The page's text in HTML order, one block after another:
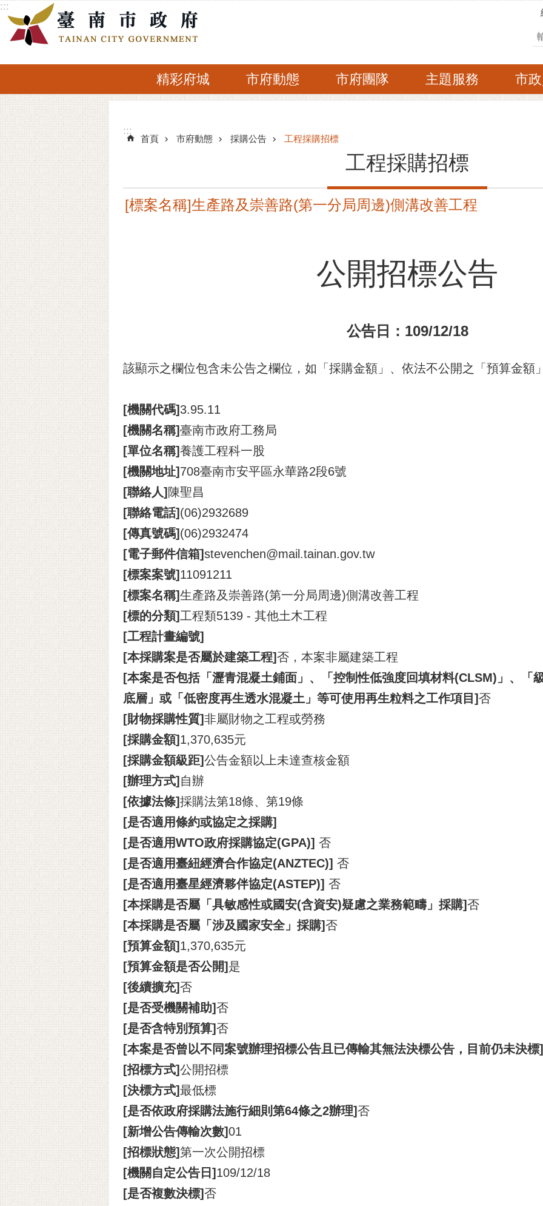
跳到主要內容區塊
:::
精彩府城 市府動態 市府團隊 主題服務 市
:::
:::
首頁 市府動態 採購公告 工程採購招標
工程採購招標
[標案名稱]生產路及崇善路(第一分局周邊)側溝改善工程
公開招標公告
公告日：109/12/18
該顯示之欄位包含未公告之欄位，如「採購金額」、依法不公開之「預算金額
[機關代碼] 3.95.11
[機關名稱]臺南市政府工務局
[單位名稱]養護工程科一股
[機關地址] 708臺南市安平區永華路2段6號
[聯絡人] 陳聖昌
[聯絡電話] (06)2932689
[傳真號碼] (06)2932474
[電子郵件信箱]stevenchen@mail.tainan.gov.tw
[標案案號] 11091211
[標案名稱]生產路及崇善路(第一分局周邊)側溝改善工程
[標的分類] 工程類5139 - 其他土木工程
[工程計畫編號]
[本採購案是否屬於建築工程]否，本案非屬建築工程
[本案是否包括「瀝青混凝土鋪面」、「控制性低強度回填材料(CLSM)」、「
底層」或「低密度再生透水混凝土」等可使用再生粒料之工作項目]否
[財物採購性質]非屬財物之工程或勞務
[採購金額] 1,370,635元
[採購金額級距]公告金額以上未達查核金額
[辦理方式] 自辦
[依據法條]採購法第18條、第19條
[是否適用條約或協定之採購]
[是否適用WTO政府採購協定(GPA)] 否
[是否適用臺紐經濟合作協定(ANZTEC)] 否
[是否適用臺星經濟夥伴協定(ASTEP)] 否
[本採購是否屬「具敏感性或國安(含資安)疑慮之業務範疇」採購]否
[本採購是否屬「涉及國家安全」採購]否
[預算金額] 1,370,635元
[預算金額是否公開] 是
[後續擴充]否
[是否受機關補助]否
[是否含特別預算]否
[本案是否曾以不同案號辦理招標公告且已傳輸其無法決標公告，目前仍未決標]
[招標方式]公開招標
[決標方式]最低標
[是否依政府採購法施行細則第64條之2辦理]否
[新增公告傳輸次數]01
[招標狀態]第一次公開招標
[機關自定公告日] 109/12/18
[是否複數決標]否